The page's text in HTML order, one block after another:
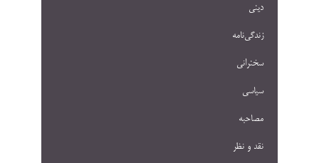
دینی
زندگی‌نامه
سخنرانی
سیاسی
مصاحبه
نقد و نظر